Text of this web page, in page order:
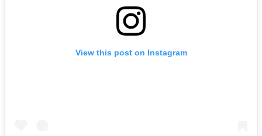
View this post on Instagram